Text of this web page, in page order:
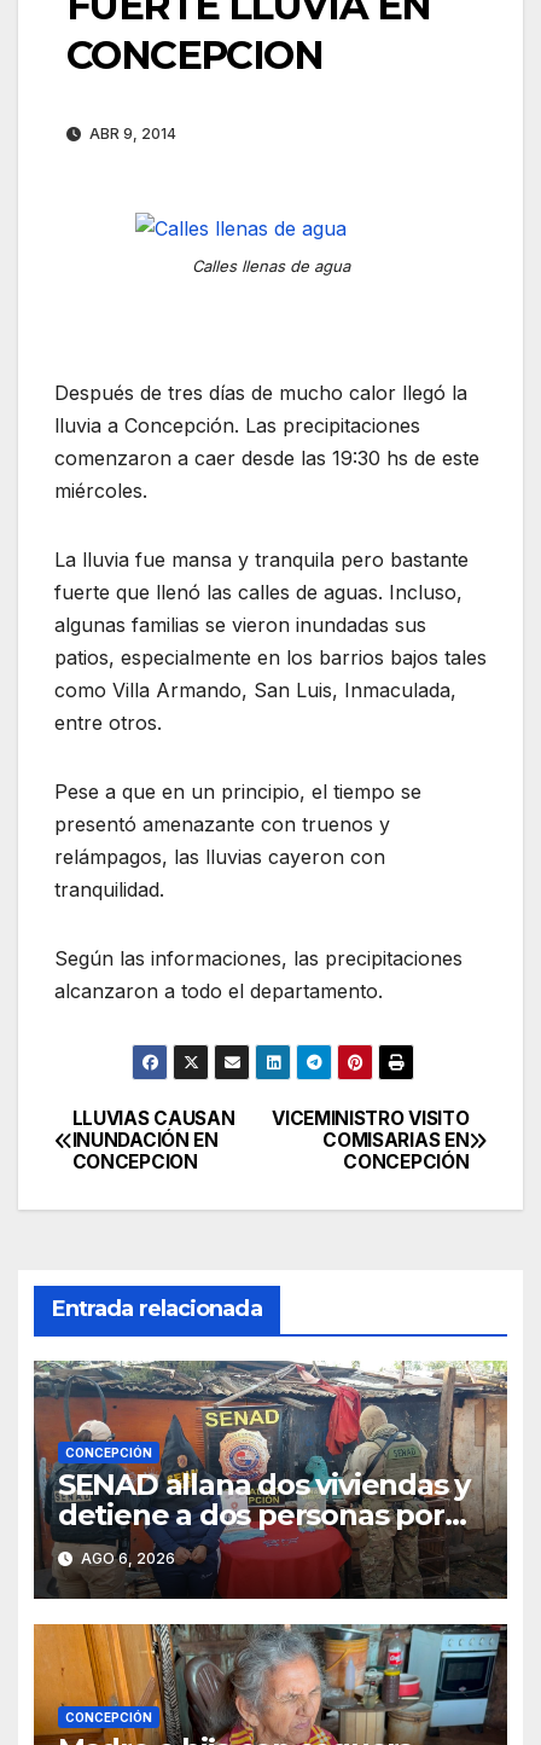
CONCEPCION
ABR 9, 2014
Calles llenas de agua
Después de tres días de mucho calor llegó la
lluvia a Concepción. Las precipitaciones
comenzaron a caer desde las 19:30 hs de este
miércoles.
La lluvia fue mansa y tranquila pero bastante
fuerte que llenó las calles de aguas. Incluso,
algunas familias se vieron inundadas sus
patios, especialmente en los barrios bajos tales
como Villa Armando, San Luis, Inmaculada,
entre otros.
Pese a que en un principio, el tiempo se
presentó amenazante con truenos y
relámpagos, las lluvias cayeron con
tranquilidad.
Según las informaciones, las precipitaciones
alcanzaron a todo el departamento.
Navegación
de
VICEMINISTRO VISITO
COMISARIAS EN
CONCEPCIÓN
LLUVIAS CAUSAN
INUNDACIÓN EN
CONCEPCION
Entrada relacionada
CONCEPCIÓN
SENAD allana dos viviendas y
detiene a dos personas por
presunto microtráfico en
Concepción
AGO 6, 2026
CONCEPCIÓN